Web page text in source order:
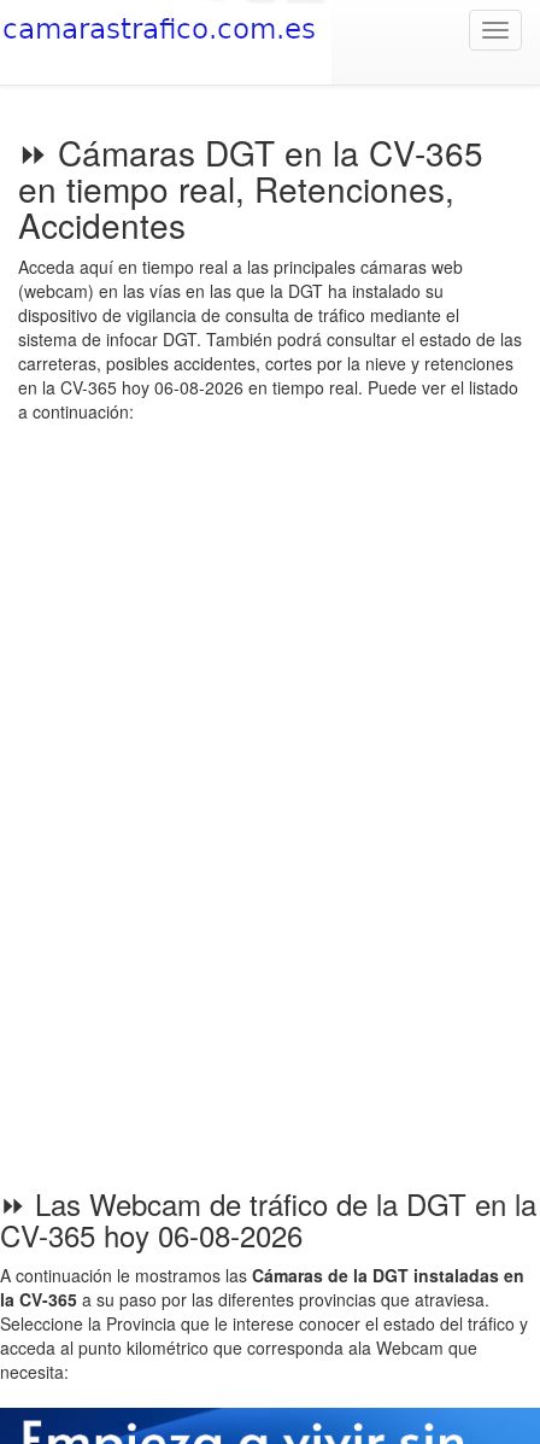
⏩ Cámaras DGT en la CV-365
en tiempo real, Retenciones,
Accidentes
Acceda aquí en tiempo real a las principales cámaras web
(webcam) en las vías en las que la DGT ha instalado su
dispositivo de vigilancia de consulta de tráfico mediante el
sistema de infocar DGT. También podrá consultar el estado de las
carreteras, posibles accidentes, cortes por la nieve y retenciones
en la CV-365 hoy 06-08-2026 en tiempo real. Puede ver el listado
a continuación:
⏩ Las Webcam de tráfico de la DGT en la
CV-365 hoy 06-08-2026
A continuación le mostramos las Cámaras de la DGT instaladas en
la CV-365 a su paso por las diferentes provincias que atraviesa.
Seleccione la Provincia que le interese conocer el estado del tráfico y
acceda al punto kilométrico que corresponda ala Webcam que
necesita: